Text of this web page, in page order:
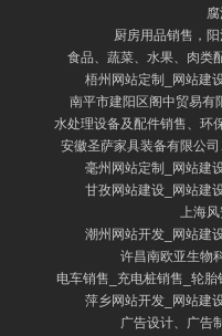
厨房用品销售，
食品、蔬菜、水果、肉类
梧州网站定制_网站建
南平市建阳区阁中贸易有
水处理设备及配件销售、环
安徽圣萨家具装备有限公
毫州网站定制_网站建
甘孜网站建设_网站建
上海风
潮州网站开发_网站建
许昌南欧亚生物
电车销售_充电桩销售_轮
萍乡网站开发_网站建
广告设计、广告